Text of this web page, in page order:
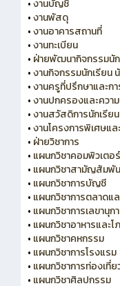
•งานบัญชี
•งานพัสดุ
•งานอาคารสถานที่
•งานทะเบียน
• ฝ่ายพัฒนากิจกรรมนั
•งานกิจกรรมนักเรียน
•งานครูที่ปรึกษาและก
•งานปกครองและควา
•งานสวัสดิการนักเรีย
•งานโครงการพิเศษแ
• ฝ่ายวิชาการ
• แผนกวิชาคอมพิวเตอ
• แผนกวิชาสามัญสัมพั
• แผนกวิชาการบัญชี
• แผนกวิชาการตลาดแ
• แผนกวิชาการเลขานุก
• แผนกวิชาอาหารและโ
• แผนกวิชาคหกรรม
• แผนกวิชาการโรงแรม
• แผนกวิชาการท่องเที่ย
• แผนกวิชาศิลปกรรม